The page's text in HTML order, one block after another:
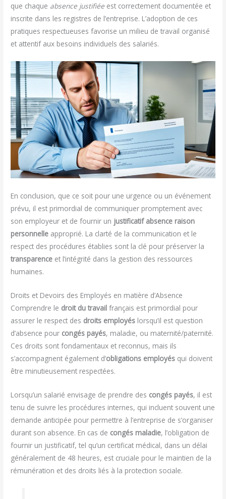
que chaque absence justifiée est correctement documentée et
inscrite dans les registres de l’entreprise. L’adoption de ces
pratiques respectueuses favorise un milieu de travail organisé
et attentif aux besoins individuels des salariés.
En conclusion, que ce soit pour une urgence ou un événement
prévu, il est primordial de communiquer promptement avec
son employeur et de fournir un justificatif absence raison
personnelle approprié. La clarté de la communication et le
respect des procédures établies sont la clé pour préserver la
transparence et l’intégrité dans la gestion des ressources
humaines.
Droits et Devoirs des Employés en matière d’Absence
Comprendre le droit du travail français est primordial pour
assurer le respect des droits employés lorsqu’il est question
d’absence pour congés payés, maladie, ou maternité/paternité.
Ces droits sont fondamentaux et reconnus, mais ils
s’accompagnent également d’obligations employés qui doivent
être minutieusement respectées.
Lorsqu’un salarié envisage de prendre des congés payés, il est
tenu de suivre les procédures internes, qui incluent souvent une
demande anticipée pour permettre à l’entreprise de s’organiser
durant son absence. En cas de congés maladie, l’obligation de
fournir un justificatif, tel qu’un certificat médical, dans un délai
généralement de 48 heures, est cruciale pour le maintien de la
rémunération et des droits liés à la protection sociale.